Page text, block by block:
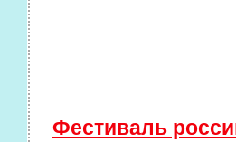
Фестиваль